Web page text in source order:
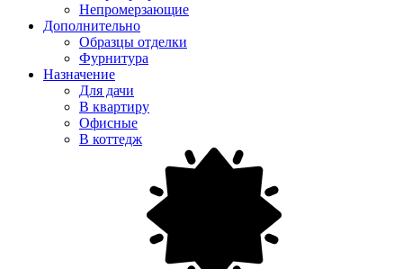
Непромерзающие
Дополнительно
Образцы отделки
Фурнитура
Назначение
Для дачи
В квартиру
Офисные
В коттедж